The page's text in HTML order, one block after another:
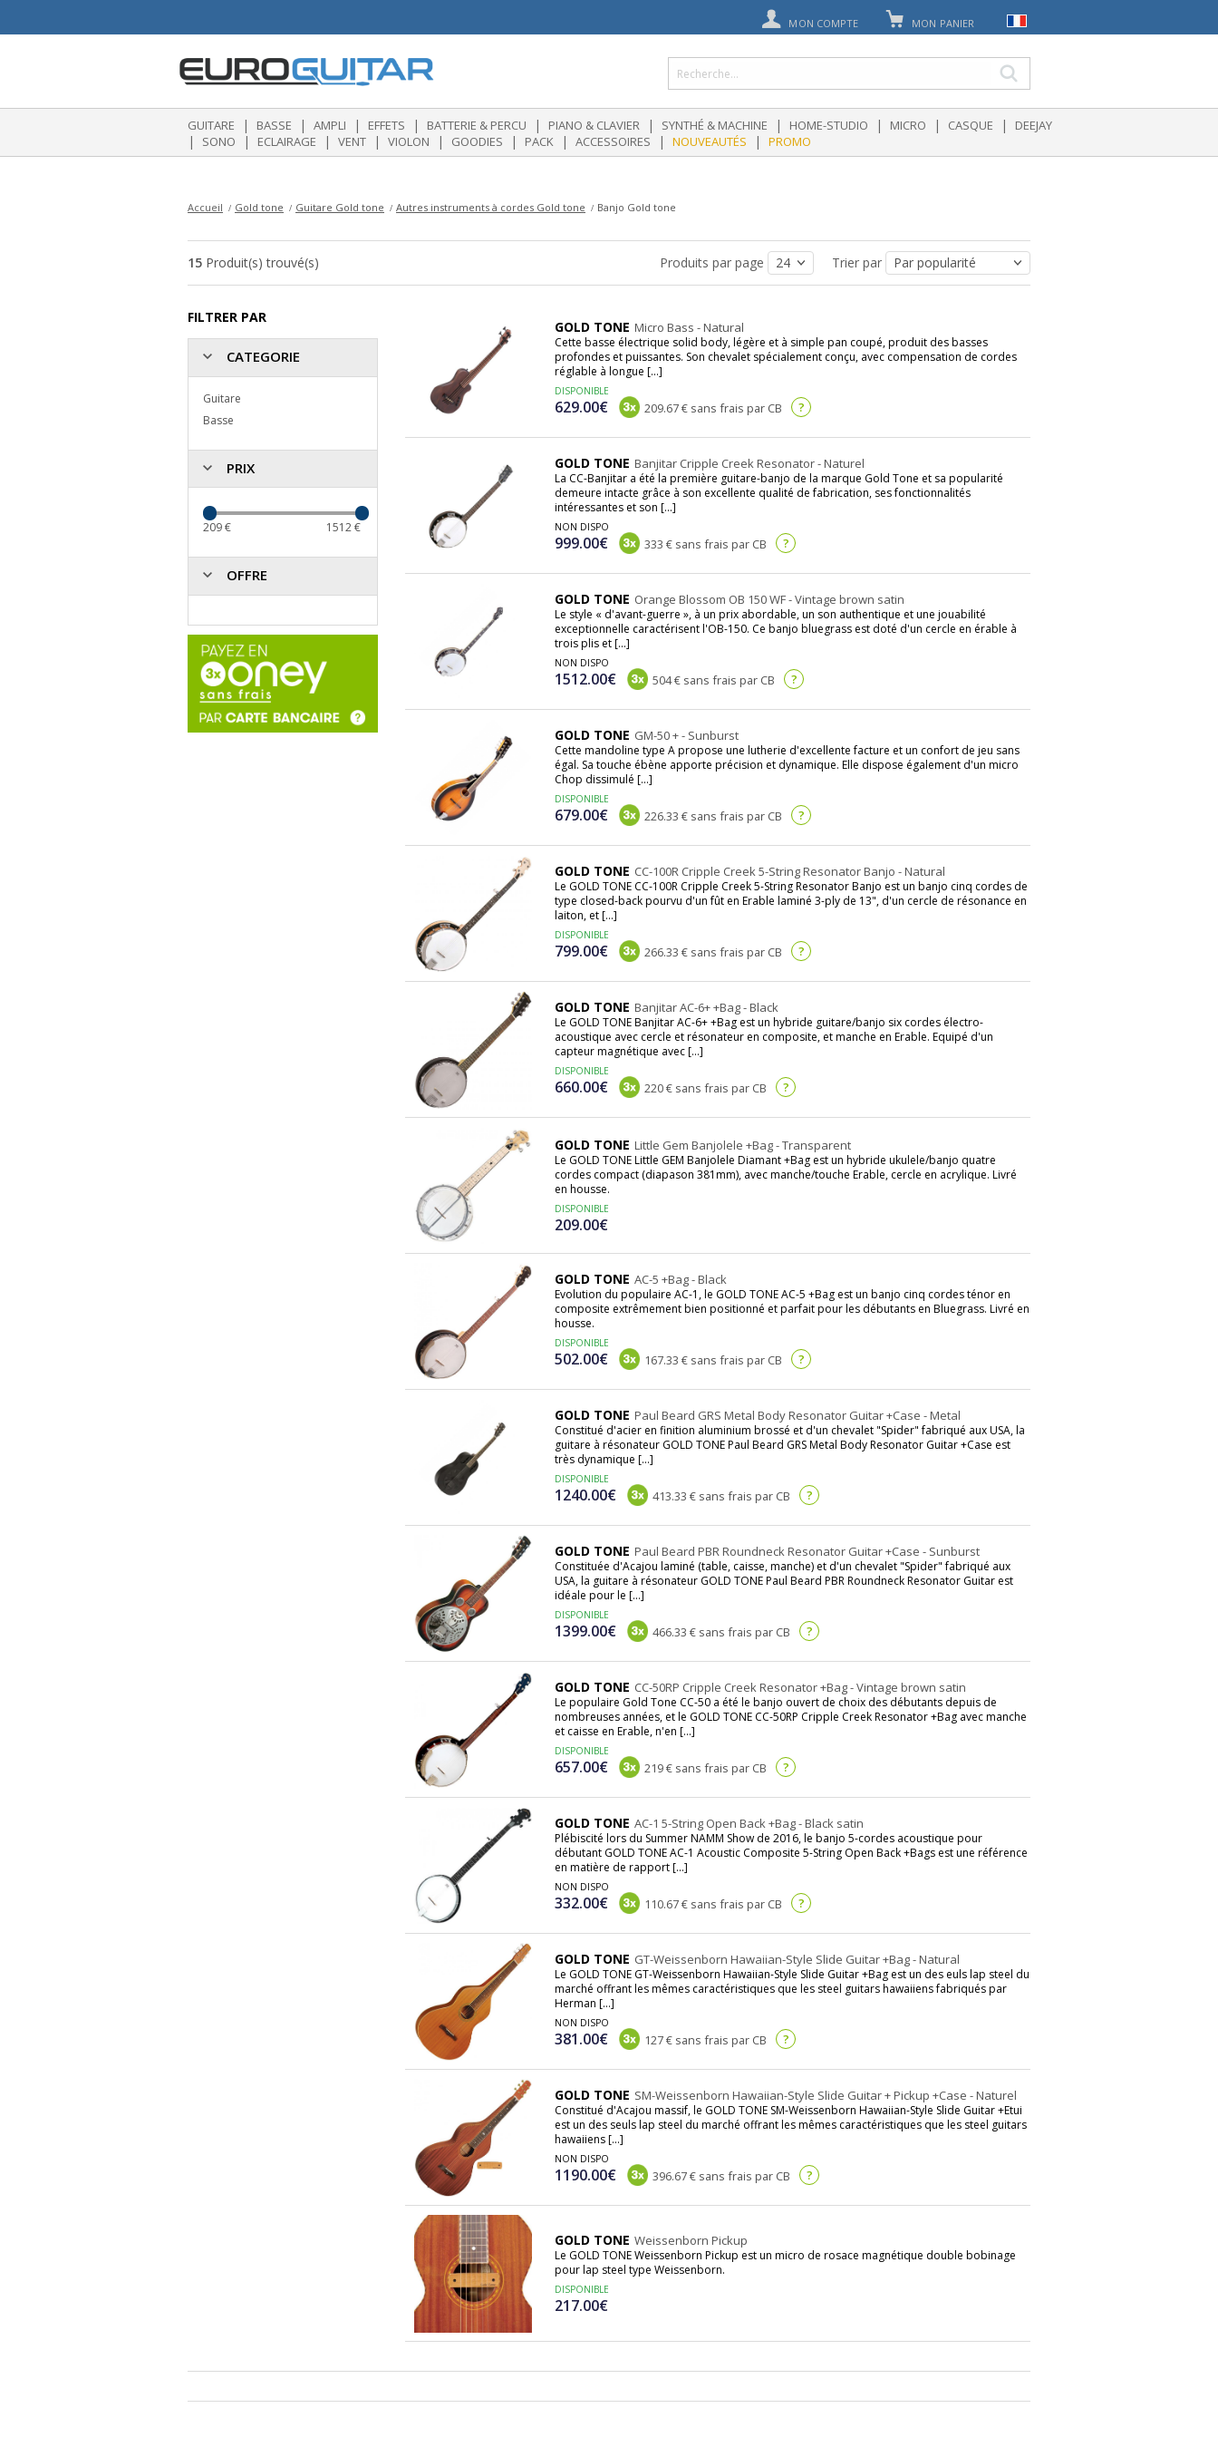
MON COMPTE MON PANIER
GUITARE | BASSE | AMPLI | EFFETS | BATTERIE & PERCU | PIANO & CLAVIER | SYNTHÉ & MACHINE | HOME-STUDIO | MICRO | CASQUE | DEEJAY
| SONO | ECLAIRAGE | VENT | VIOLON | GOODIES | PACK | ACCESSOIRES | NOUVEAUTÉS | PROMO
Accueil Gold tone Guitare Gold tone Autres instruments à cordes Gold tone Banjo Gold tone
15 Produit(s) trouvé(s) Produits par page Trier par
FILTRER PAR
CATEGORIE
Guitare
Basse
PRIX
209€ 1512€
OFFRE
GOLD TONE Micro Bass - Natural
Cette basse électrique solid body, légère et à simple pan coupé, produit des basses
profondes et puissantes. Son chevalet spécialement conçu, avec compensation de cordes
réglable à longue [...]
DISPONIBLE
629.00€ 209.67 € sans frais par CB ?
GOLD TONE Banjitar Cripple Creek Resonator - Naturel
La CC-Banjitar a été la première guitare-banjo de la marque Gold Tone et sa popularité
demeure intacte grâce à son excellente qualité de fabrication, ses fonctionnalités
intéressantes et son [...]
NON DISPO
999.00€ 333 € sans frais par CB ?
GOLD TONE Orange Blossom OB 150 WF - Vintage brown satin
Le style « d'avant-guerre », à un prix abordable, un son authentique et une jouabilité
exceptionnelle caractérisent l'OB-150. Ce banjo bluegrass est doté d'un cercle en érable à
trois plis et [...]
NON DISPO
1512.00€ 504 € sans frais par CB ?
GOLD TONE GM-50 + - Sunburst
Cette mandoline type A propose une lutherie d'excellente facture et un confort de jeu sans
égal. Sa touche ébène apporte précision et dynamique. Elle dispose également d'un micro
Chop dissimulé [...]
DISPONIBLE
679.00€ 226.33 € sans frais par CB ?
GOLD TONE CC-100R Cripple Creek 5-String Resonator Banjo - Natural
Le GOLD TONE CC-100R Cripple Creek 5-String Resonator Banjo est un banjo cinq cordes de
type closed-back pourvu d'un fût en Erable laminé 3-ply de 13", d'un cercle de résonance en
laiton, et [...]
DISPONIBLE
799.00€ 266.33 € sans frais par CB ?
GOLD TONE Banjitar AC-6+ +Bag - Black
Le GOLD TONE Banjitar AC-6+ +Bag est un hybride guitare/banjo six cordes électro-
acoustique avec cercle et résonateur en composite, et manche en Erable. Equipé d'un
capteur magnétique avec [...]
DISPONIBLE
660.00€ 220 € sans frais par CB ?
GOLD TONE Little Gem Banjolele +Bag - Transparent
Le GOLD TONE Little GEM Banjolele Diamant +Bag est un hybride ukulele/banjo quatre
cordes compact (diapason 381mm), avec manche/touche Erable, cercle en acrylique. Livré
en housse.
DISPONIBLE
209.00€
GOLD TONE AC-5 +Bag - Black
Evolution du populaire AC-1, le GOLD TONE AC-5 +Bag est un banjo cinq cordes ténor en
composite extrêmement bien positionné et parfait pour les débutants en Bluegrass. Livré en
housse.
DISPONIBLE
502.00€ 167.33 € sans frais par CB ?
GOLD TONE Paul Beard GRS Metal Body Resonator Guitar +Case - Metal
Constitué d'acier en finition aluminium brossé et d'un chevalet "Spider" fabriqué aux USA, la
guitare à résonateur GOLD TONE Paul Beard GRS Metal Body Resonator Guitar +Case est
très dynamique [...]
DISPONIBLE
1240.00€ 413.33 € sans frais par CB ?
GOLD TONE Paul Beard PBR Roundneck Resonator Guitar +Case - Sunburst
Constituée d'Acajou laminé (table, caisse, manche) et d'un chevalet "Spider" fabriqué aux
USA, la guitare à résonateur GOLD TONE Paul Beard PBR Roundneck Resonator Guitar est
idéale pour le [...]
DISPONIBLE
1399.00€ 466.33 € sans frais par CB ?
GOLD TONE CC-50RP Cripple Creek Resonator +Bag - Vintage brown satin
Le populaire Gold Tone CC-50 a été le banjo ouvert de choix des débutants depuis de
nombreuses années, et le GOLD TONE CC-50RP Cripple Creek Resonator +Bag avec manche
et caisse en Erable, n'en [...]
DISPONIBLE
657.00€ 219 € sans frais par CB ?
GOLD TONE AC-1 5-String Open Back +Bag - Black satin
Plébiscité lors du Summer NAMM Show de 2016, le banjo 5-cordes acoustique pour
débutant GOLD TONE AC-1 Acoustic Composite 5-String Open Back +Bags est une référence
en matière de rapport [...]
NON DISPO
332.00€ 110.67 € sans frais par CB ?
GOLD TONE GT-Weissenborn Hawaiian-Style Slide Guitar +Bag - Natural
Le GOLD TONE GT-Weissenborn Hawaiian-Style Slide Guitar +Bag est un des euls lap steel du
marché offrant les mêmes caractéristiques que les steel guitars hawaiiens fabriqués par
Herman [...]
NON DISPO
381.00€ 127 € sans frais par CB ?
GOLD TONE SM-Weissenborn Hawaiian-Style Slide Guitar + Pickup +Case - Naturel
Constitué d'Acajou massif, le GOLD TONE SM-Weissenborn Hawaiian-Style Slide Guitar +Etui
est un des seuls lap steel du marché offrant les mêmes caractéristiques que les steel guitars
hawaiiens [...]
NON DISPO
1190.00€ 396.67 € sans frais par CB ?
GOLD TONE Weissenborn Pickup
Le GOLD TONE Weissenborn Pickup est un micro de rosace magnétique double bobinage
pour lap steel type Weissenborn.
DISPONIBLE
217.00€